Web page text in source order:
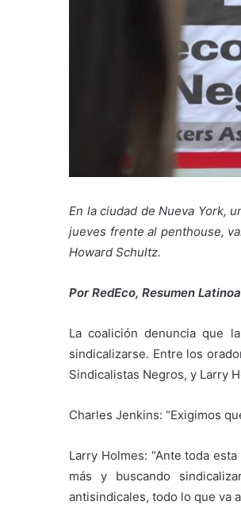
En la ciudad de Nueva York,
jueves frente al penthouse,
Howard Schultz.
Por RedEco, Resumen
La coalición denuncia que
sindicalizarse. Entre los
Sindicalistas Negros, y Larry
Charles Jenkins: “Exigimos
Larry Holmes: “Ante toda
más y buscando
antisindicales, todo lo que va